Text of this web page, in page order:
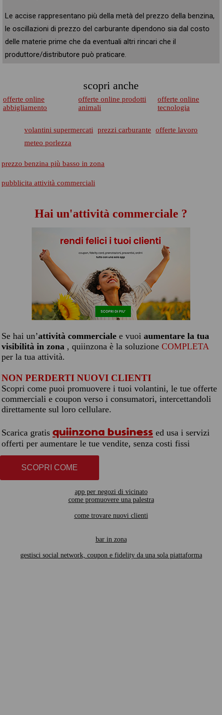
Le accise rappresentano più della metà del prezzo della benzina,
le oscillazioni di prezzo del carburante dipendono sia dal costo
delle materie prime che da eventuali altri rincari che il
produttore/distributore può praticare.
scopri anche
offerte online
abbigliamento
offerte online prodotti
animali
offerte online
tecnologia
volantini supermercati prezzi carburante
offerte lavoro
meteo porlezza
prezzo benzina più basso in zona
pubblicita attività commerciali
Hai un'attività commerciale ?
Se hai un’attività commerciale e vuoi aumentare la tua
visibilità in zona , quiinzona è la soluzione COMPLETA
per la tua attività.
NON PERDERTI NUOVI CLIENTI
Scopri come puoi promuovere i tuoi volantini, le tue offerte
commerciali e coupon verso i consumatori, intercettandoli
direttamente sul loro cellulare.
Scarica gratis quiinzona business ed usa i servizi
offerti per aumentare le tue vendite, senza costi fissi
SCOPRI COME
app per negozi di vicinato
come promuovere una palestra
come trovare nuovi clienti
bar in zona
gestisci social network, coupon e fidelity da una sola piattaforma